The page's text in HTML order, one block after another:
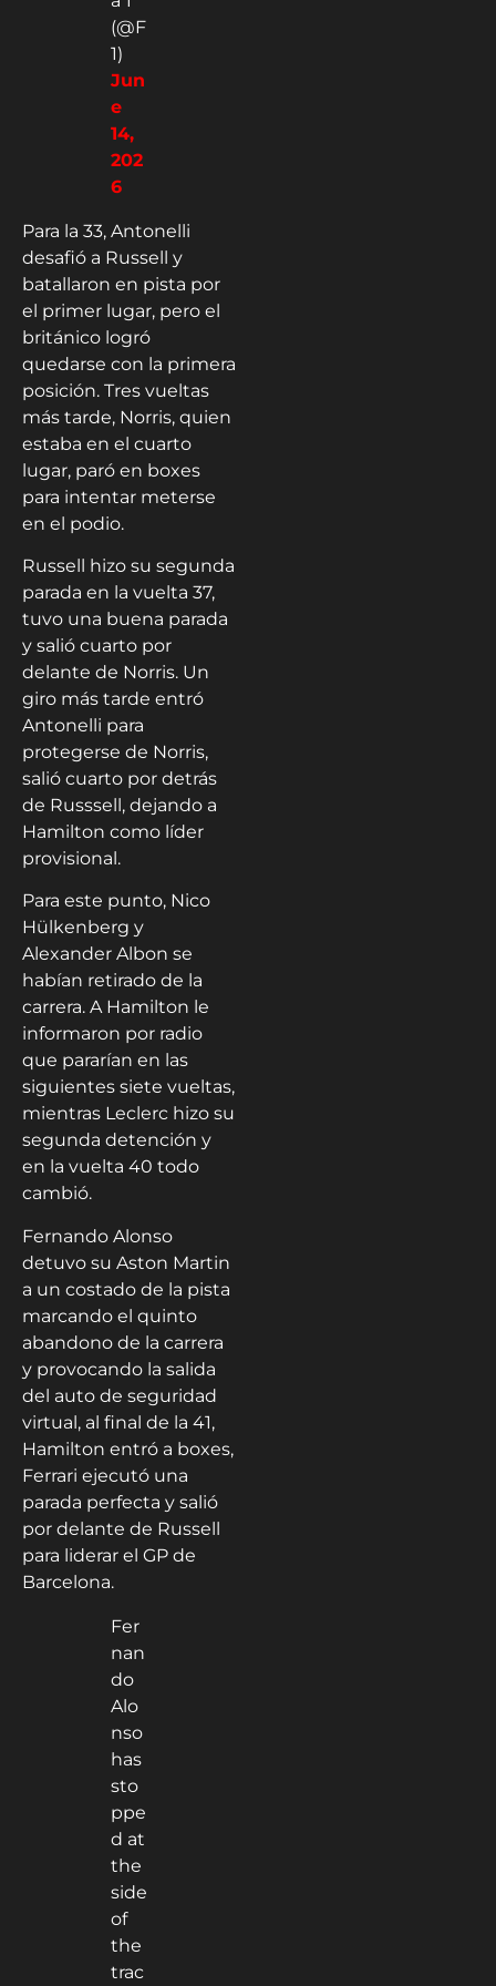
(@F
1)
Jun
e
14,
202
6
Para la 33, Antonelli
desafió a Russell y
batallaron en pista por
el primer lugar, pero el
británico logró
quedarse con la primera
posición. Tres vueltas
más tarde, Norris, quien
estaba en el cuarto
lugar, paró en boxes
para intentar meterse
en el podio.
Russell hizo su segunda
parada en la vuelta 37,
tuvo una buena parada
y salió cuarto por
delante de Norris. Un
giro más tarde entró
Antonelli para
protegerse de Norris,
salió cuarto por detrás
de Russsell, dejando a
Hamilton como líder
provisional.
Para este punto, Nico
Hülkenberg y
Alexander Albon se
habían retirado de la
carrera. A Hamilton le
informaron por radio
que pararían en las
siguientes siete vueltas,
mientras Leclerc hizo su
segunda detención y
en la vuelta 40 todo
cambió.
Fernando Alonso
detuvo su Aston Martin
a un costado de la pista
marcando el quinto
abandono de la carrera
y provocando la salida
del auto de seguridad
virtual, al final de la 41,
Hamilton entró a boxes,
Ferrari ejecutó una
parada perfecta y salió
por delante de Russell
para liderar el GP de
Barcelona.
Fer
nan
do
Alo
nso
has
sto
ppe
d at
the
side
of
the
trac